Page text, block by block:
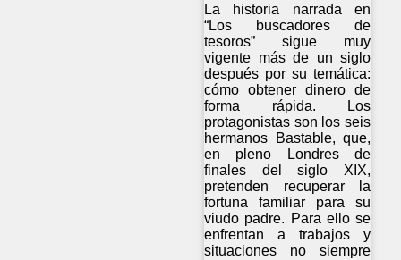
La historia narrada en
“Los buscadores de
tesoros” sigue muy
vigente más de un siglo
después por su temática:
cómo obtener dinero de
forma rápida. Los
protagonistas son los seis
hermanos Bastable, que,
en pleno Londres de
finales del siglo XIX,
pretenden recuperar la
fortuna familiar para su
viudo padre. Para ello se
enfrentan a trabajos y
situaciones no siempre